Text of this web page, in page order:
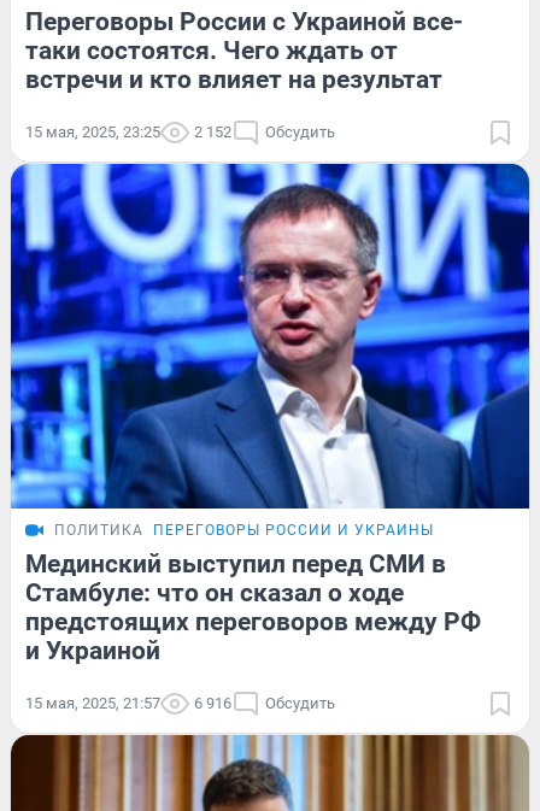
Переговоры России с Украиной все-
таки состоятся. Чего ждать от
встречи и кто влияет на результат
15 мая, 2025, 23:25 2 152 Обсудить
ПОЛИТИКА ПЕРЕГОВОРЫ РОССИИ И УКРАИНЫ
Мединский выступил перед СМИ в
Стамбуле: что он сказал о ходе
предстоящих переговоров между РФ
и Украиной
15 мая, 2025, 21:57 6 916 Обсудить